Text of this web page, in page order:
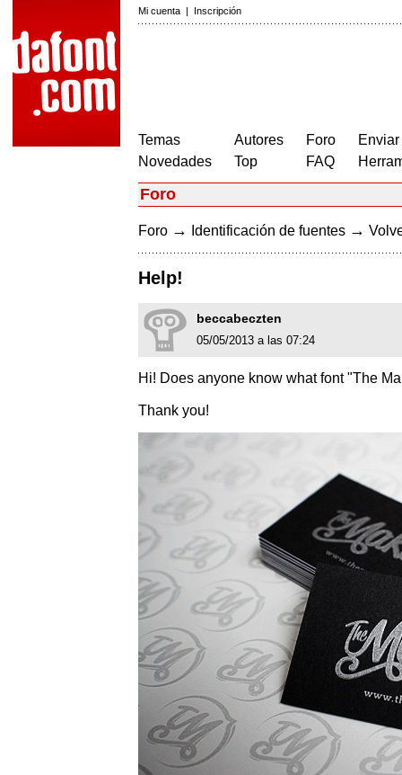
Mi cuenta | Inscripción
Temas
Novedades
Autores
Top
Foro
FAQ
Foro
Foro → Identificación de fuentes →
Help!
beccabeczten
05/05/2013 a las 07:24
Hi! Does anyone know what font "The
Thank you!